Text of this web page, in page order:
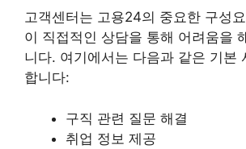
고객센터는 고용24의 중요한 구성
이 직접적인 상담을 통해 어려움을
니다. 여기에서는 다음과 같은 기본
합니다:
구직 관련 질문 해결
취업 정보 제공